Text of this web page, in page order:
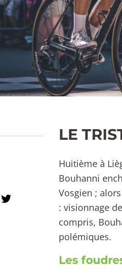
LE
Huitième à
Bouhanni
Vosgien ;
: visionnage
compris,
polémiques.
Les